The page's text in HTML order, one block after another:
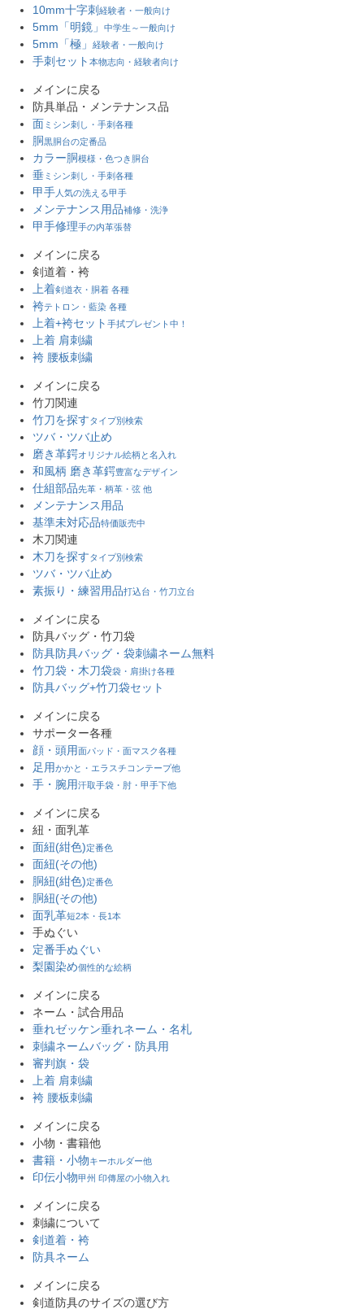
10mm十字刺 経験者・一般向け
5mm「明鏡」 中学生～一般向け
5mm「極」 経験者・一般向け
手刺セット 本物志向・経験者向け
メインに戻る
防具単品・メンテナンス品
面 ミシン刺し・手刺各種
胴黒胴台の定番品
カラー胴模様・色つき胴台
垂 ミシン刺し・手刺各種
甲手 人気の洗える甲手
メンテナンス用品補修・洗浄
甲手修理手の内革張替
メインに戻る
剣道着・袴
上着剣道衣・胴着 各種
袴テトロン・藍染 各種
上着+袴セット 手拭プレゼント中！
上着 肩刺繍
袴 腰板刺繍
メインに戻る
竹刀関連
竹刀を探すタイプ別検索
ツバ・ツバ止め
磨き革鍔オリジナル絵柄と名入れ
和風柄 磨き革鍔豊富なデザイン
仕組部品先革・柄革・弦 他
メンテナンス用品
基準未対応品特価販売中
木刀関連
木刀を探すタイプ別検索
ツバ・ツバ止め
素振り・練習用品打込台・竹刀立台
メインに戻る
防具バッグ・竹刀袋
防具防具バッグ・袋刺繍ネーム無料
竹刀袋・木刀袋袋・肩掛け各種
防具バッグ+竹刀袋セット
メインに戻る
サポーター各種
顔・頭用面パッド・面マスク各種
足用かかと・エラスチコンテープ他
手・腕用汗取手袋・肘・甲手下他
メインに戻る
紐・面乳革
面紐(紺色)定番色
面紐(その他)
胴紐(紺色)定番色
胴紐(その他)
面乳革短2本・長1本
手ぬぐい
定番手ぬぐい
梨園染め個性的な絵柄
メインに戻る
ネーム・試合用品
垂れゼッケン垂れネーム・名札
刺繍ネームバッグ・防具用
審判旗・袋
上着 肩刺繍
袴 腰板刺繍
メインに戻る
小物・書籍他
書籍・小物キーホルダー他
印伝小物甲州 印傳屋の小物入れ
メインに戻る
刺繍について
剣道着・袴
防具ネーム
メインに戻る
剣道防具のサイズの選び方